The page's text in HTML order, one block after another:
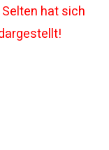
Selten hat sich